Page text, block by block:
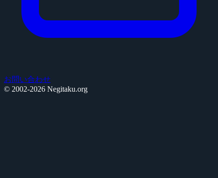
お問い合わせ
© 2002-2026 Negitaku.org